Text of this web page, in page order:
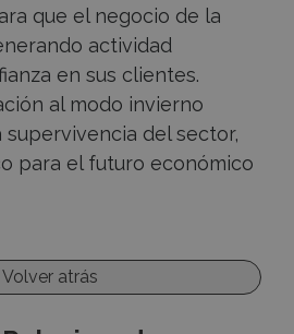
que el negocio de la
actividad
en sus clientes.
al modo invierno
del sector,
para el futuro económico
Volver atrás